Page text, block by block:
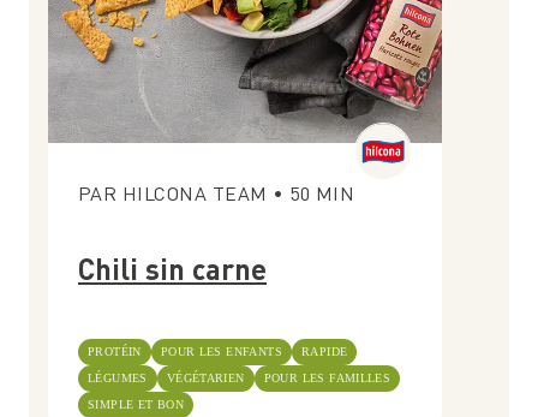
PAR HILCONA TEAM • 50 MIN
Chili sin carne
PROTÉIN POUR LES ENFANTS
RAPIDE
LÉGUMES
VÉGÉTARIEN
POUR LES FAMILLES
SIMPLE ET BON